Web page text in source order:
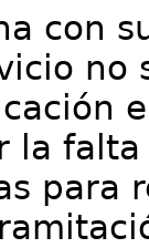
con
no
la
para